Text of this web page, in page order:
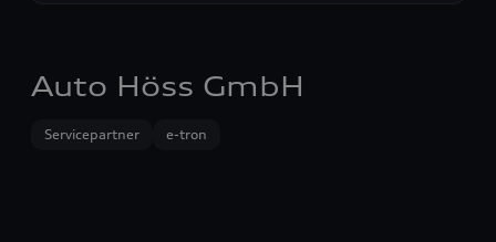
Auto Höss GmbH
Servicepartner e-tron